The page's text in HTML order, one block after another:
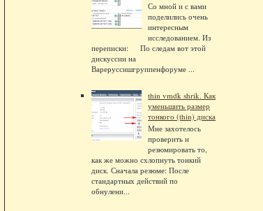
Со мной и с вами
поделились очень
интересным
исследованием. Из
переписки: По следам вот этой
дискуссии на
Вареруссишгруппенфоруме ...
thin vmdk shrik. Как
уменьшить размер
тонкого (thin) диска
Мне захотелось
проверить и
резюмировать то,
как же можно схлопнуть тонкий
диск. Сначала резюме: После
стандартных действий по
обнулени...